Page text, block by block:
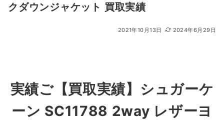
クダウンジャケット 買取実績
2021年10月13日 2024年6月29日
実績ご【買取実績】シュガーケ
ーン SC11788 2way レザーヨ